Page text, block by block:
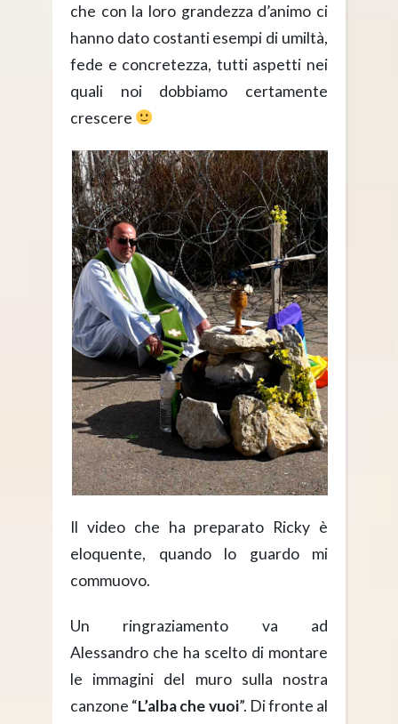
che con la loro grandezza d’animo ci
hanno dato costanti esempi di umiltà,
fede e concretezza, tutti aspetti nei
quali noi dobbiamo certamente
crescere
Il video che ha preparato Ricky è
eloquente, quando lo guardo mi
commuovo.
Un ringraziamento va ad
Alessandro che ha scelto di montare
le immagini del muro sulla nostra
canzone “L’alba che vuoi”. Di fronte al